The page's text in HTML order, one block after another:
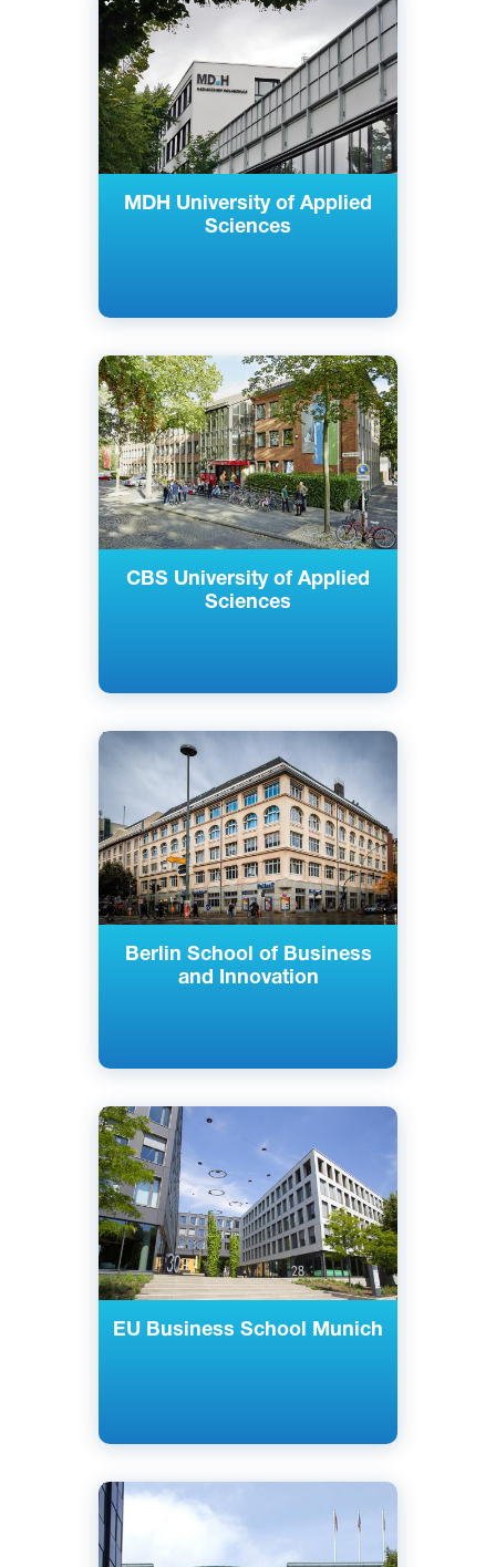
MDH University of Applied
Sciences
Немецкий
Берлин, Дюссельдорф, Мюнхен,
Германия
Частный
CBS University of Applied
Sciences
Английский
Немецкий
Кельн, Майнц, Берлин, Райне,
Гамбург, Росток, Нойс, Золинген,
Германия
Частный
Berlin School of Business
and Innovation
Английский
Берлин, Гамбург, Германия
EU Business School Munich
Английский
Мюнхен, Германия
Частный
Английский
Немецкий
Берлин, Мюнхен, Германия
Частный